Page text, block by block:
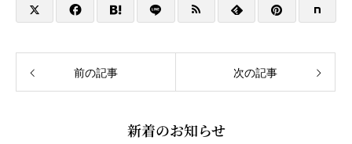
前の記事 次の記事
新着のお知らせ